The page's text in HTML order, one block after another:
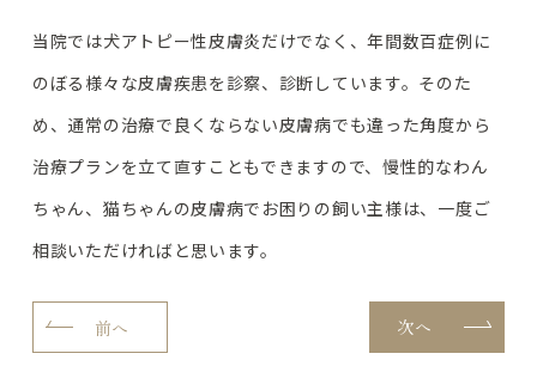
当院では犬アトピー性皮膚炎だけでなく、年間数百症例に
のぼる様々な皮膚疾患を診察、診断しています。そのた
め、通常の治療で良くならない皮膚病でも違った角度から
治療プランを立て直すこともできますので、慢性的なわん
ちゃん、猫ちゃんの皮膚病でお困りの飼い主様は、一度ご
相談いただければと思います。
前へ 次へ